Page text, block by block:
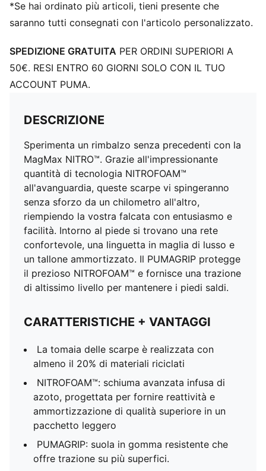
*Se hai ordinato più articoli, tieni presente che
saranno tutti consegnati con l'articolo personalizzato.
SPEDIZIONE GRATUITA PER ORDINI SUPERIORI A
50€. RESI ENTRO 60 GIORNI SOLO CON IL TUO
ACCOUNT PUMA.
DESCRIZIONE
Sperimenta un rimbalzo senza precedenti con la
MagMax NITRO™. Grazie all'impressionante
quantità di tecnologia NITROFOAM™
all'avanguardia, queste scarpe vi spingeranno
senza sforzo da un chilometro all'altro,
riempiendo la vostra falcata con entusiasmo e
facilità. Intorno al piede si trovano una rete
confortevole, una linguetta in maglia di lusso e
un tallone ammortizzato. Il PUMAGRIP protegge
il prezioso NITROFOAM™ e fornisce una trazione
di altissimo livello per mantenere i piedi saldi.
CARATTERISTICHE + VANTAGGI
La tomaia delle scarpe è realizzata con
almeno il 20% di materiali riciclati
NITROFOAM™: schiuma avanzata infusa di
azoto, progettata per fornire reattività e
ammortizzazione di qualità superiore in un
pacchetto leggero
PUMAGRIP: suola in gomma resistente che
offre trazione su più superfici.​​